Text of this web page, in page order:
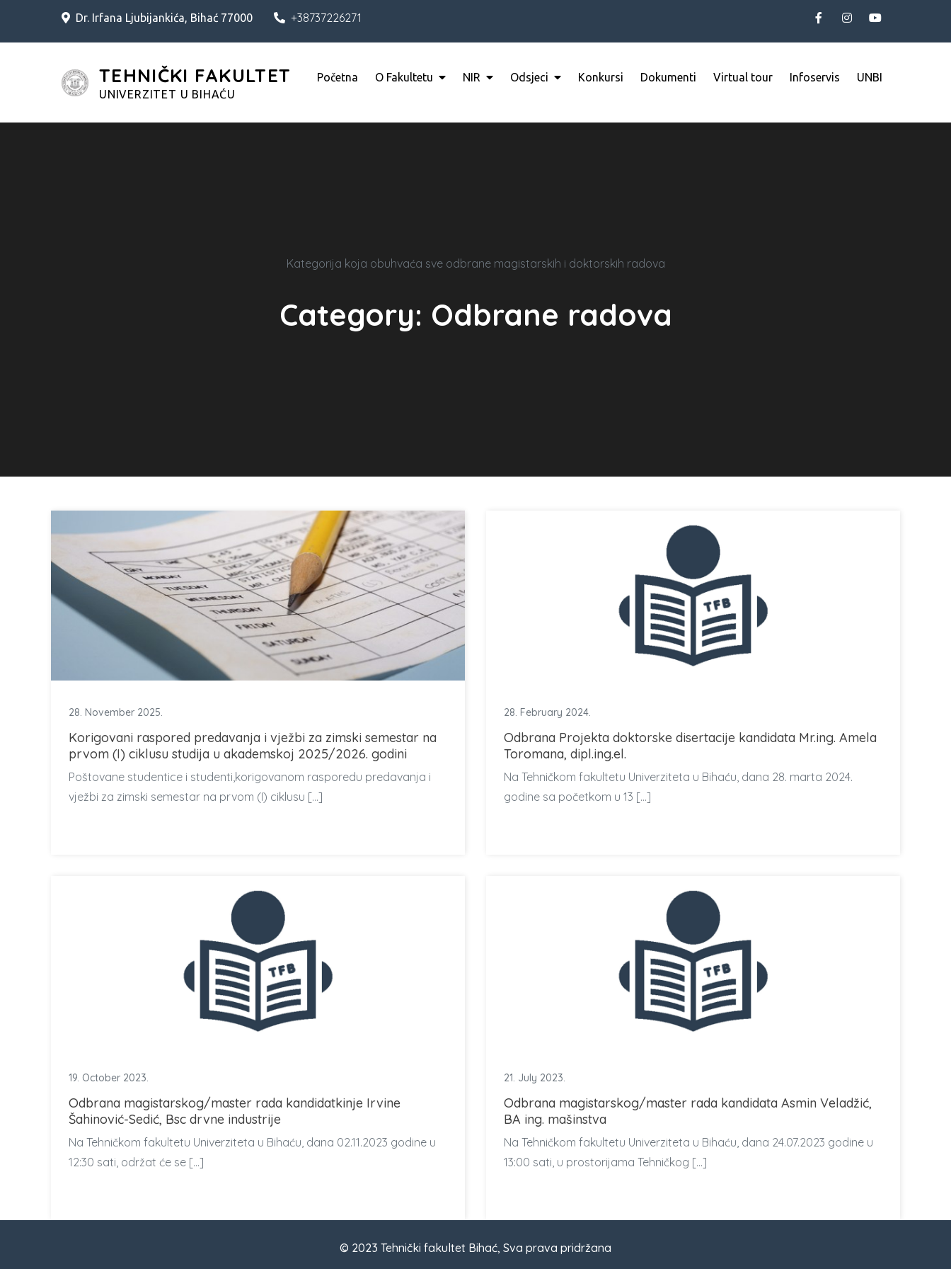
Dr. Irfana Ljubijankića, Bihać 77000 +38737226271
TEHNIČKI FAKULTET
UNIVERZITET U BIHAĆU
Početna O Fakultetu NIR Odsjeci Konkursi Dokumenti Virtual tour Infoservis UNBI
Kategorija koja obuhvaća sve odbrane magistarskih i doktorskih radova
Category: Odbrane radova
28. November 2025.
Korigovani raspored predavanja i vježbi za zimski semestar na
prvom (I) ciklusu studija u akademskoj 2025/2026. godini
Poštovane studentice i studenti,korigovanom rasporedu predavanja i
vježbi za zimski semestar na prvom (I) ciklusu […]
28. February 2024.
Odbrana Projekta doktorske disertacije kandidata Mr.ing. Amela
Toromana, dipl.ing.el.
Na Tehničkom fakultetu Univerziteta u Bihaću, dana 28. marta 2024.
godine sa početkom u 13 […]
19. October 2023.
Odbrana magistarskog/master rada kandidatkinje Irvine
Šahinović-Sedić, Bsc drvne industrije
Na Tehničkom fakultetu Univerziteta u Bihaću, dana 02.11.2023 godine u
12:30 sati, održat će se […]
21. July 2023.
Odbrana magistarskog/master rada kandidata Asmin Veladžić,
BA ing. mašinstva
Na Tehničkom fakultetu Univerziteta u Bihaću, dana 24.07.2023 godine u
13:00 sati, u prostorijama Tehničkog […]
© 2023 Tehnički fakultet Bihać, Sva prava pridržana